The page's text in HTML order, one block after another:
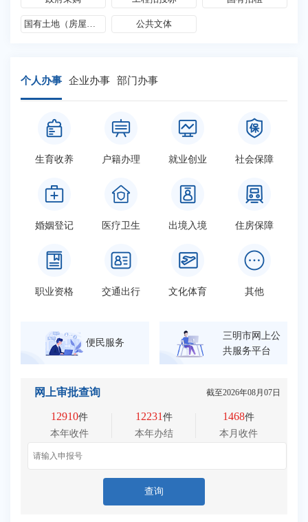
国有土地（房屋）征收和补偿 公共文体
个人办事 企业办事 部门办事
生育收养 户籍办理 就业创业 社会保障
婚姻登记 医疗卫生 出境入境 住房保障
职业资格 交通出行 文化体育 其他
便民服务
三明市网上公
共服务平台
网上审批查询 截至2026年08月07日
12910件
本年收件
12231 件
本年办结
1468件
本月收件
查询